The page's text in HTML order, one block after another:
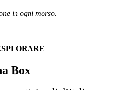
in ogni morso.
Box